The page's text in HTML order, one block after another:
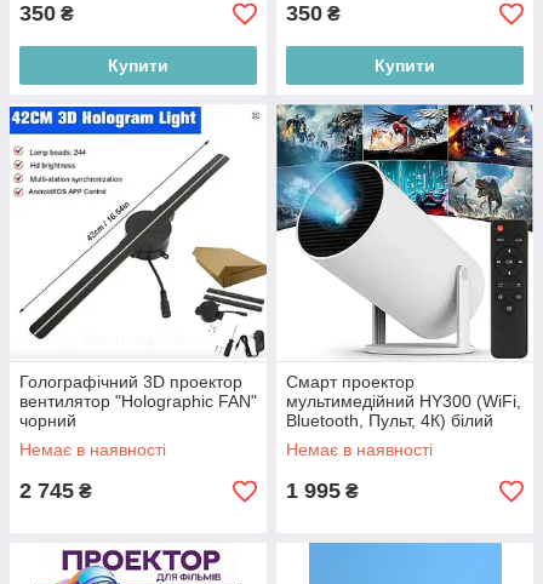
350 ₴
Купити
350 ₴
Купити
Голографічний 3D проектор
вентилятор "Holographic FAN"
чорний
Немає в наявності
2 745 ₴
Смарт проектор
мультимедійний HY300 (WiFi,
Bluetooth, Пульт, 4К) білий
Немає в наявності
1 995 ₴